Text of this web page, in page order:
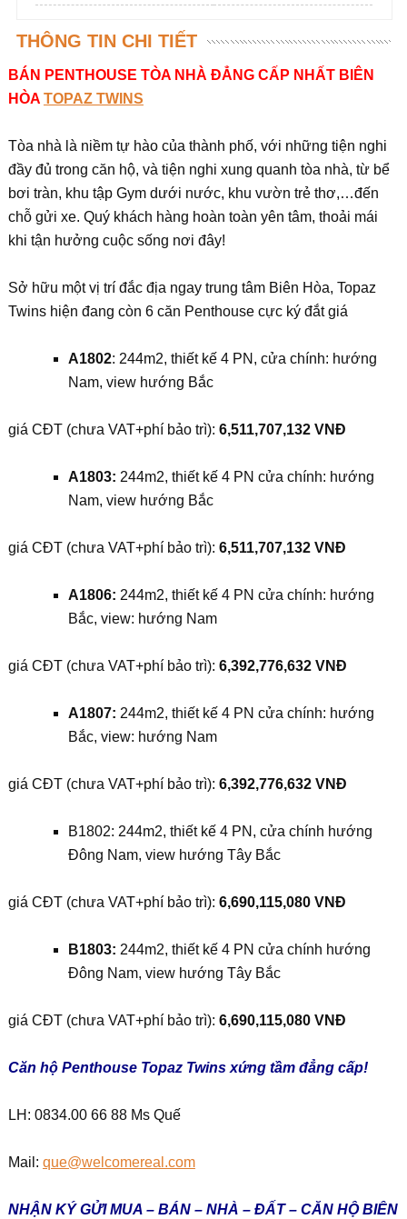
THÔNG TIN CHI TIẾT
BÁN PENTHOUSE TÒA NHÀ ĐẲNG CẤP NHẤT BIÊN
HÒA TOPAZ TWINS
Tòa nhà là niềm tự hào của thành phố, với những tiện nghi
đầy đủ trong căn hộ, và tiện nghi xung quanh tòa nhà, từ bể
bơi tràn, khu tập Gym dưới nước, khu vườn trẻ thơ,…đến
chỗ gửi xe. Quý khách hàng hoàn toàn yên tâm, thoải mái
khi tận hưởng cuộc sống nơi đây!
Sở hữu một vị trí đắc địa ngay trung tâm Biên Hòa, Topaz
Twins hiện đang còn 6 căn Penthouse cực ký đắt giá
A1802: 244m2, thiết kế 4 PN, cửa chính: hướng
Nam, view hướng Bắc
giá CĐT (chưa VAT+phí bảo trì): 6,511,707,132 VNĐ
A1803: 244m2, thiết kế 4 PN cửa chính: hướng
Nam, view hướng Bắc
giá CĐT (chưa VAT+phí bảo trì): 6,511,707,132 VNĐ
A1806: 244m2, thiết kế 4 PN cửa chính: hướng
Bắc, view: hướng Nam
giá CĐT (chưa VAT+phí bảo trì): 6,392,776,632 VNĐ
A1807: 244m2, thiết kế 4 PN cửa chính: hướng
Bắc, view: hướng Nam
giá CĐT (chưa VAT+phí bảo trì): 6,392,776,632 VNĐ
B1802: 244m2, thiết kế 4 PN, cửa chính hướng
Đông Nam, view hướng Tây Bắc
giá CĐT (chưa VAT+phí bảo trì): 6,690,115,080 VNĐ
B1803: 244m2, thiết kế 4 PN cửa chính hướng
Đông Nam, view hướng Tây Bắc
giá CĐT (chưa VAT+phí bảo trì): 6,690,115,080 VNĐ
Căn hộ Penthouse Topaz Twins xứng tầm đẳng cấp!
LH: 0834.00 66 88 Ms Quế
Mail: que@welcomereal.com
NHẬN KÝ GỬI MUA – BÁN – NHÀ – ĐẤT – CĂN HỘ BIÊN